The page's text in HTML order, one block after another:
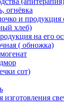
огнёвка
и
хлеб)
на его
( обножка)
сот)